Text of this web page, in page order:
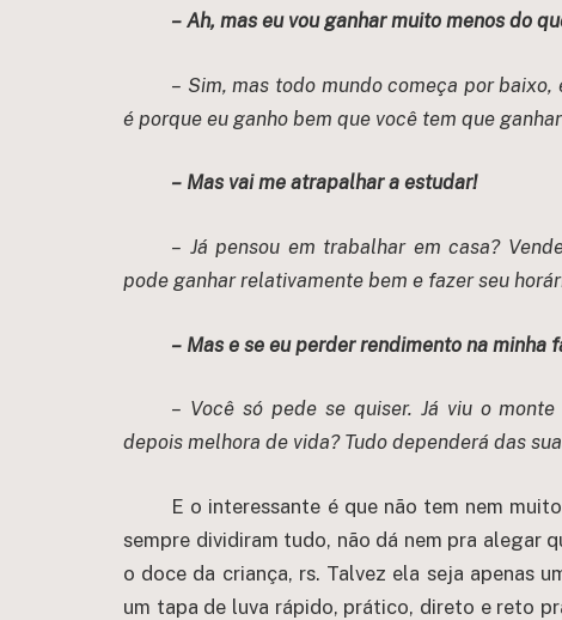
– Ah, mas eu vou ganhar muito menos do
– Sim, mas todo mundo começa por
é porque eu ganho bem que você tem que
– Mas vai me atrapalhar a estudar!
– Já pensou em trabalhar em casa?
pode ganhar relativamente bem e fazer seu
– Mas e se eu perder rendimento na minha
– Você só pede se quiser. Já viu o
depois melhora de vida? Tudo dependerá das
E o interessante é que não tem nem
sempre dividiram tudo, não dá nem pra alegar
o doce da criança, rs. Talvez ela seja apenas
um tapa de luva rápido, prático, direto e reto